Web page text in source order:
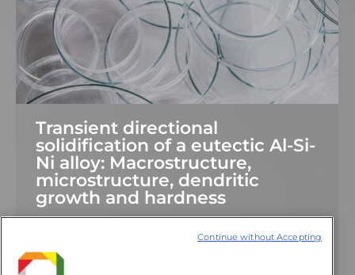
Transient directional
solidification of a eutectic Al-Si-
Ni alloy: Macrostructure,
microstructure, dendritic
growth and hardness
Materialia v. 7, p. UNSP 100358, 2019 0
10.1016/j.mtla.2019.100358 Kakitani, R. ; Cruz,
Continue without Accepting